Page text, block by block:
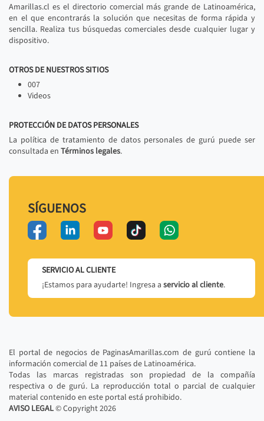
Amarillas.cl es el directorio comercial más grande de Latinoamérica,
en el que encontrarás la solución que necesitas de forma rápida y
sencilla. Realiza tus búsquedas comerciales desde cualquier lugar y
dispositivo.
OTROS DE NUESTROS SITIOS
007
Videos
PROTECCIÓN DE DATOS PERSONALES
La política de tratamiento de datos personales de gurú puede ser
consultada en Términos legales.
SÍGUENOS
SERVICIO AL CLIENTE
¡Estamos para ayudarte! Ingresa a servicio al cliente.
El portal de negocios de PaginasAmarillas.com de gurú contiene la
información comercial de 11 países de Latinoamérica.
Todas las marcas registradas son propiedad de la compañía
respectiva o de gurú. La reproducción total o parcial de cualquier
material contenido en este portal está prohibido.
AVISO LEGAL© Copyright2026